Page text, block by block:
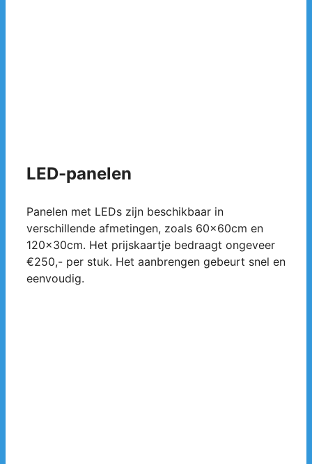
LED-panelen
Panelen met LEDs zijn beschikbaar in
verschillende afmetingen, zoals 60x60cm en
120x30cm. Het prijskaartje bedraagt ongeveer
€250,- per stuk. Het aanbrengen gebeurt snel en
eenvoudig.